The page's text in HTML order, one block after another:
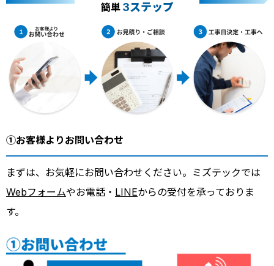
簡単 3ステップ
①お客様よりお問い合わせ
まずは、お気軽にお問い合わせください。ミズテックでは
Webフォームやお電話・ LINEからの受付を承っておりま
す。